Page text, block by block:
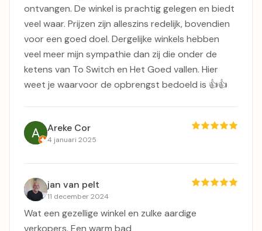
ontvangen. De winkel is prachtig gelegen en biedt
veel waar. Prijzen zijn alleszins redelijk, bovendien
voor een goed doel. Dergelijke winkels hebben
veel meer mijn sympathie dan zij die onder de
ketens van To Switch en Het Goed vallen. Hier
weet je waarvoor de opbrengst bedoeld is 👍👍
Areke Cor
4 januari 2025
jan van pelt
11 december 2024
Wat een gezellige winkel en zulke aardige
verkopers. Een warm bad